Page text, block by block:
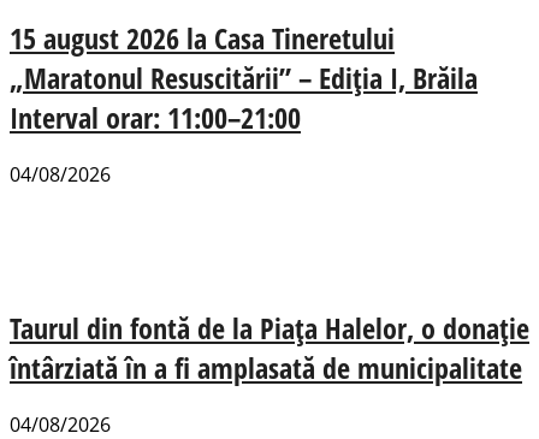
15 august 2026 la Casa Tineretului
„Maratonul Resuscitării” – Ediția I, Brăila
Interval orar: 11:00–21:00
04/08/2026
Taurul din fontă de la Piața Halelor, o donație
întârziată în a fi amplasată de municipalitate
04/08/2026